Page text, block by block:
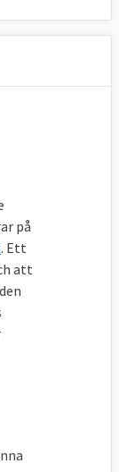
på
. Ett
att